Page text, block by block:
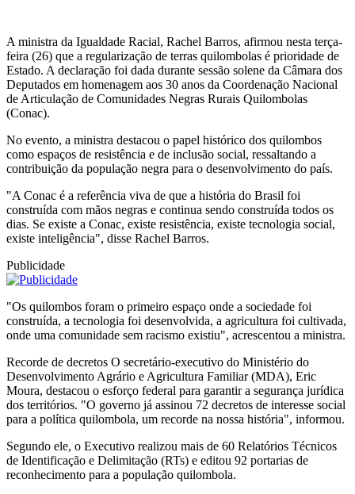
A ministra da Igualdade Racial, Rachel Barros, afirmou nesta terça-
feira (26) que a regularização de terras quilombolas é prioridade de
Estado. A declaração foi dada durante sessão solene da Câmara dos
Deputados em homenagem aos 30 anos da Coordenação Nacional
de Articulação de Comunidades Negras Rurais Quilombolas
(Conac).
No evento, a ministra destacou o papel histórico dos quilombos
como espaços de resistência e de inclusão social, ressaltando a
contribuição da população negra para o desenvolvimento do país.
"A Conac é a referência viva de que a história do Brasil foi
construída com mãos negras e continua sendo construída todos os
dias. Se existe a Conac, existe resistência, existe tecnologia social,
existe inteligência", disse Rachel Barros.
Publicidade
"Os quilombos foram o primeiro espaço onde a sociedade foi
construída, a tecnologia foi desenvolvida, a agricultura foi cultivada,
onde uma comunidade sem racismo existiu", acrescentou a ministra.
Recorde de decretos O secretário-executivo do Ministério do
Desenvolvimento Agrário e Agricultura Familiar (MDA), Eric
Moura, destacou o esforço federal para garantir a segurança jurídica
dos territórios. "O governo já assinou 72 decretos de interesse social
para a política quilombola, um recorde na nossa história", informou.
Segundo ele, o Executivo realizou mais de 60 Relatórios Técnicos
de Identificação e Delimitação (RTs) e editou 92 portarias de
reconhecimento para a população quilombola.